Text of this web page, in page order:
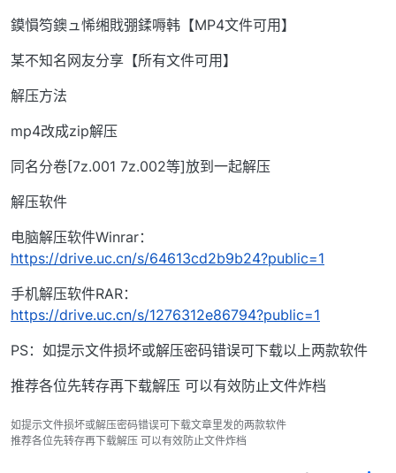
鏌愪笉鐭ュ悕缃戝弸鍒嗕韩【MP4文件可用】
某不知名网友分享【所有文件可用】
解压方法
mp4改成zip解压
同名分卷[7z.001 7z.002等]放到一起解压
解压软件
电脑解压软件Winrar：
https://drive.uc.cn/s/64613cd2b9b24?public=1
手机解压软件RAR：
https://drive.uc.cn/s/1276312e86794?public=1
PS：如提示文件损坏或解压密码错误可下载以上两款软件
推荐各位先转存再下载解压 可以有效防止文件炸档
如提示文件损坏或解压密码错误可下载文章里发的两款软件
推荐各位先转存再下载解压 可以有效防止文件炸档